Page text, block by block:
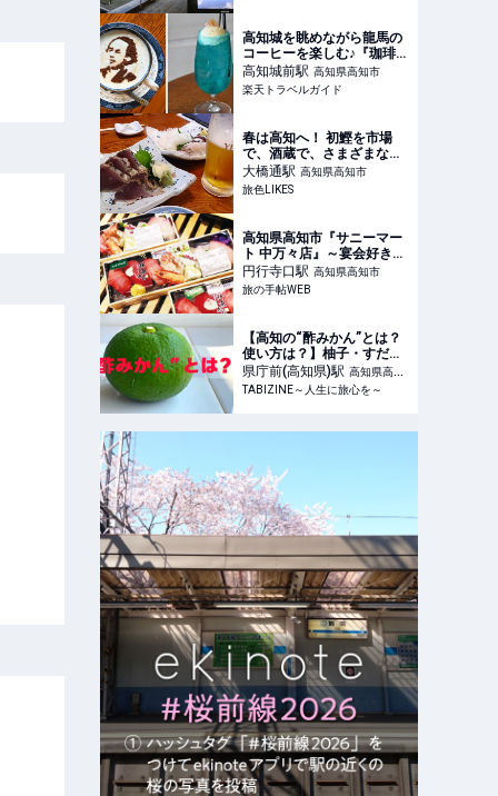
高知城を眺めながら龍馬の
コーヒーを楽しむ♪『珈琲館
イストワール』 【楽天トラ
ベル】
高知城前駅 高知県高知市
楽天トラベルガイド
春は高知へ！ 初鰹を市場
で、酒蔵で、さまざまな地
酒と楽しむ飲み旅｜旅色
LIKES
大橋通駅 高知県高知市
旅色LIKES
高知県高知市『サニーマー
ト 中万々店』～宴会好き文
化が生み出した幸せを呼ぶ
掟破りのレイアウト～｜旅
の手帖WEB
円行寺口駅 高知県高知市
旅の手帖WEB
【高知の“酢みかん”とは？
使い方は？】柚子・すだ
ち・ブシュカン・直七…驚
県庁前(高知県)駅 高知県高知
市
TABIZINE～人生に旅心を～